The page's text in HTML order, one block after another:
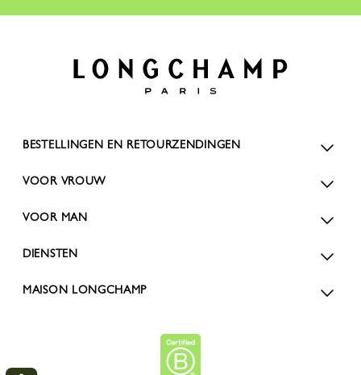
BESTELLINGEN EN RETOURZENDINGEN
VOOR VROUW
VOOR MAN
DIENSTEN
MAISON LONGCHAMP